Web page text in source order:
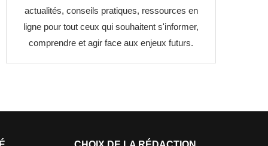
actualités, conseils pratiques, ressources en
ligne pour tout ceux qui souhaitent s'informer,
comprendre et agir face aux enjeux futurs.